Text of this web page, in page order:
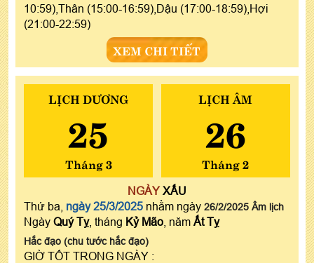
10:59),Thân (15:00-16:59),Dậu (17:00-18:59),Hợi
(21:00-22:59)
XEM CHI TIẾT
LỊCH DƯƠNG
25
Tháng 3
LỊCH ÂM
26
Tháng 2
NGÀYXẤU
Thứ ba, ngày 25/3/2025 nhằm ngày 26/2/2025 Âm lịch
Ngày Quý Tỵ, tháng Kỷ Mão , năm Ất Tỵ
Hắc đạo (chu tước hắc đạo)
GIỜ TỐT TRONG NGÀY :